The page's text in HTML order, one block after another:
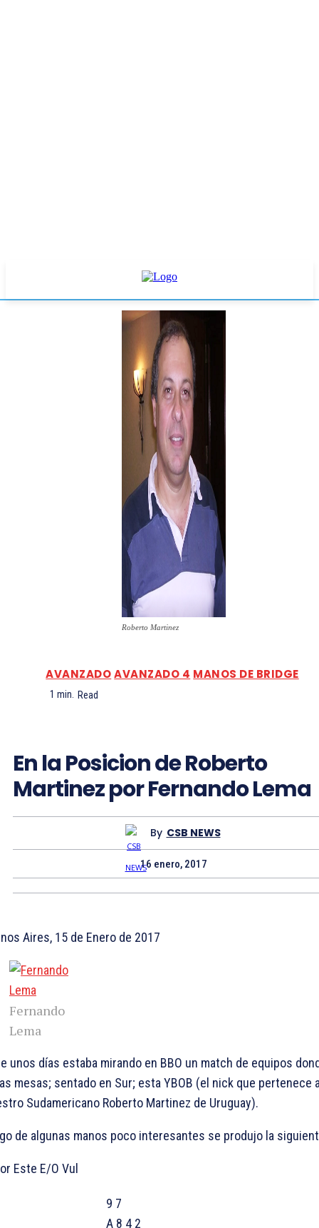
Roberto Martinez
AVANZADO AVANZADO 4 MANOS DE BRIDGE
1 min. Read
En la Posicion de Roberto
Martinez por Fernando Lema
By CSB NEWS
16 enero, 2017
Aires, 15 de Enero de 2017
Fernando
Lema
unos días estaba mirando en BBO un match de equipos
mesas; sentado en Sur; esta YBOB (el nick que pertenece
Sudamericano Roberto Martinez de Uruguay).
de algunas manos poco interesantes se produjo la
Este E/O Vul
9 7
A 8 4 2